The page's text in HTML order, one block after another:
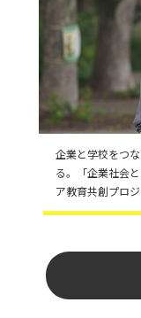
企業と学校をつ
る。「企業社会
ア教育共創プロ